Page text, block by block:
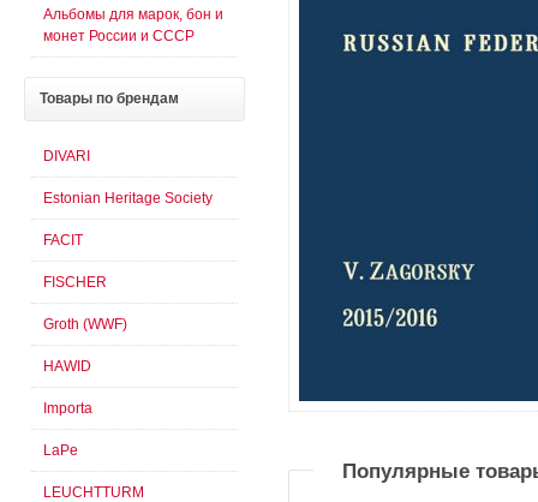
Популярные
Альбомы для марок, бон и
монет России и СССР
Товары по брендам
DIVARI
Estonian Heritage Society
FACIT
FISCHER
Groth (WWF)
HAWID
Importa
LaPe
LEUCHTTURM